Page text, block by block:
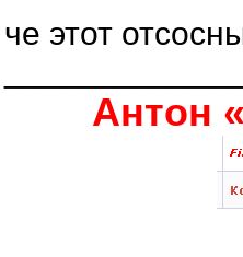
че этот
Антон